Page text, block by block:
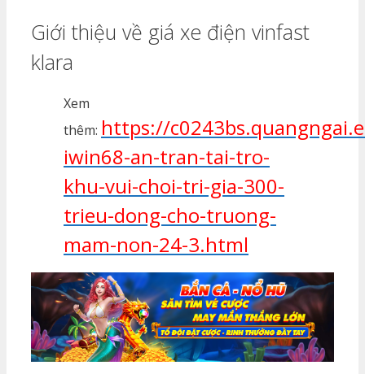
Giới thiệu về giá xe điện vinfast
klara
Xem
thêm: https://
iwin68-an-tran-tai-tro-
khu-vui-choi-tri-gia-300-
trieu-dong-cho-truong-
mam-non-24-3.html